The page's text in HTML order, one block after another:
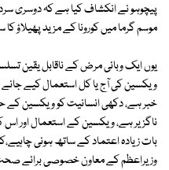
پیچوہو نے انکشاف کیا ہے کہ دوسری
موسم گرما میں کورونا کے مزید پھیلاؤ کا
یوں ایک وبائی مرض کے ناقابل یقین
ویکسین کی آج یا کل استعمال کیے
خبر ہے، دکھی انسانیت کو ویکسین کے
ناگزیر ہے، ویکسین کے استعمال اور
بات زیادہ اعتماد کے ساتھ ہونی
وزیراعظم کے معاون خصوصی برائے